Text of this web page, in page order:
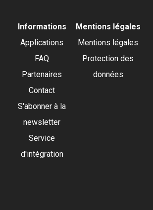
Informations
Applications
FAQ
Partenaires
Contact
S'abonner à la
newsletter
Service
d'intégration
Mentions légales
Mentions légales
Protection des
données